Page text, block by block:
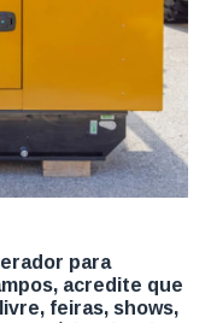
para
acredite que
feiras, shows,